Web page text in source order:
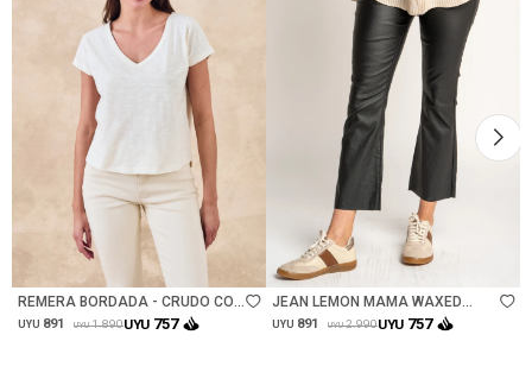
REMERA BORDADA - CRUDO CON
CRUDO
UYU 891 UYU 1.890UYU 757
Talle
JEAN LEMON MAMA WAXED
FLARE - NEGRO
UYU 891 UYU 2.990UYU 757